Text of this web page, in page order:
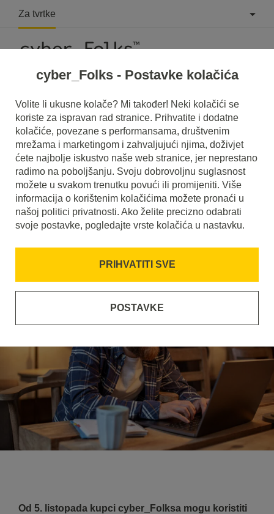
Za tvrtke
Hosting Novosti Web stranice WordPress
PHP 8.3 premijerno u cyber_Folksu!
Najvažnije informacije.
19 siječnja 2024 24 siječnja 2024
cca.5 min
Od 5. listopada kupci cyber_Folksa mogu koristiti
cyber_Folks - Postavke kolačića
Volite li ukusne kolače? Mi također! Neki kolačići se
koriste za ispravan rad stranice. Prihvatite i dodatne
kolačiće, povezane s performansama, društvenim
mrežama i marketingom i zahvaljujući njima, doživjet
ćete najbolje iskustvo naše web stranice, jer neprestano
radimo na poboljšanju. Svoju dobrovoljnu suglasnost
možete u svakom trenutku povući ili promijeniti. Više
informacija o korištenim kolačićima možete pronaći u
našoj politici privatnosti. Ako želite precizno odabrati
svoje postavke, pogledajte vrste kolačića u nastavku.
PRIHVATITI SVE
POSTAVKE